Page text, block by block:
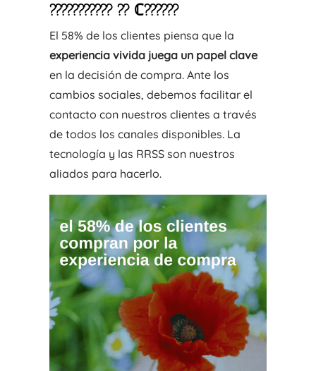
??????????? ?? ℂ??????
El 58% de los clientes piensa que la
experiencia vivida juega un papel clave
en la decisión de compra. Ante los
cambios sociales, debemos facilitar el
contacto con nuestros clientes a través
de todos los canales disponibles. La
tecnología y las RRSS son nuestros
aliados para hacerlo.